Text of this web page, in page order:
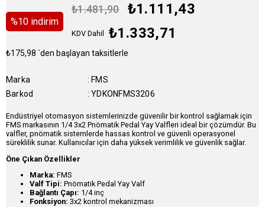
%10 i̇ndirim
₺1.481,90 ₺1.111,43
KDV Dahil ₺1.333,71
₺175,98 `den başlayan taksitlerle
Marka : FMS
Barkod
: YDKONFMS3206
Endüstriyel otomasyon sistemlerinizde güvenilir bir kontrol sağlamak için
FMS markasının 1/4 3x2 Pnömatik Pedal Yay Valfleri ideal bir çözümdür. Bu
valfler, pnömatik sistemlerde hassas kontrol ve güvenli operasyonel
süreklilik sunar. Kullanıcılar için daha yüksek verimlilik ve güvenlik sağlar.
Öne Çıkan Özellikler
Marka: FMS
Valf Tipi: Pnömatik Pedal Yay Valf
Bağlantı Çapı: 1/4 inç
Fonksiyon: 3x2 kontrol mekanizması